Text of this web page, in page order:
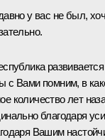
у вас не был,
с Вами помним, в
количество лет
благодаря
Вашим